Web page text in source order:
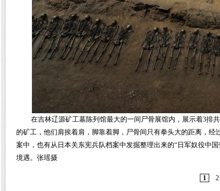
在吉林辽源矿工墓陈列馆最大的一间尸骨展馆内，展示着3排
的矿工，他们肩挨着肩，脚靠着脚，尸骨间只有拳头大的距离，
案中，也有从日本关东宪兵队档案中发掘整理出来的“日军奴役中
境遇。张瑶摄
1 2